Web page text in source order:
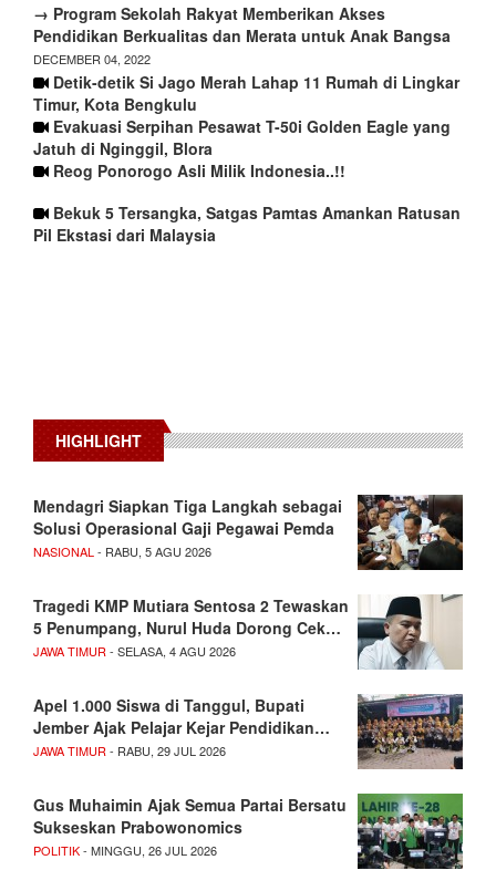
→ Program Sekolah Rakyat Memberikan Akses
Pendidikan Berkualitas dan Merata untuk Anak Bangsa
DECEMBER 04, 2022
Detik-detik Si Jago Merah Lahap 11 Rumah di Lingkar
Timur, Kota Bengkulu
Evakuasi Serpihan Pesawat T-50i Golden Eagle yang
Jatuh di Nginggil, Blora
Reog Ponorogo Asli Milik Indonesia..!!
Bekuk 5 Tersangka, Satgas Pamtas Amankan Ratusan
Pil Ekstasi dari Malaysia
HIGHLIGHT
Mendagri Siapkan Tiga Langkah sebagai
Solusi Operasional Gaji Pegawai Pemda
NASIONAL - RABU, 5 AGU 2026
Tragedi KMP Mutiara Sentosa 2 Tewaskan
5 Penumpang, Nurul Huda Dorong Cek…
JAWA TIMUR - SELASA, 4 AGU 2026
Apel 1.000 Siswa di Tanggul, Bupati
Jember Ajak Pelajar Kejar Pendidikan…
JAWA TIMUR - RABU, 29 JUL 2026
Gus Muhaimin Ajak Semua Partai Bersatu
Sukseskan Prabowonomics
POLITIK- MINGGU, 26 JUL 2026